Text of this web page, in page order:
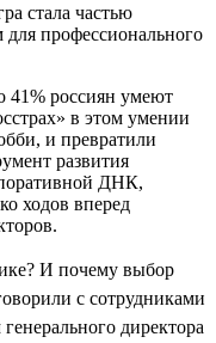
стала частью
профессионального
41% россиян умеют
в этом умении
и превратили
развития
ДНК,
ходов вперед
И почему выбор
с сотрудниками
директора